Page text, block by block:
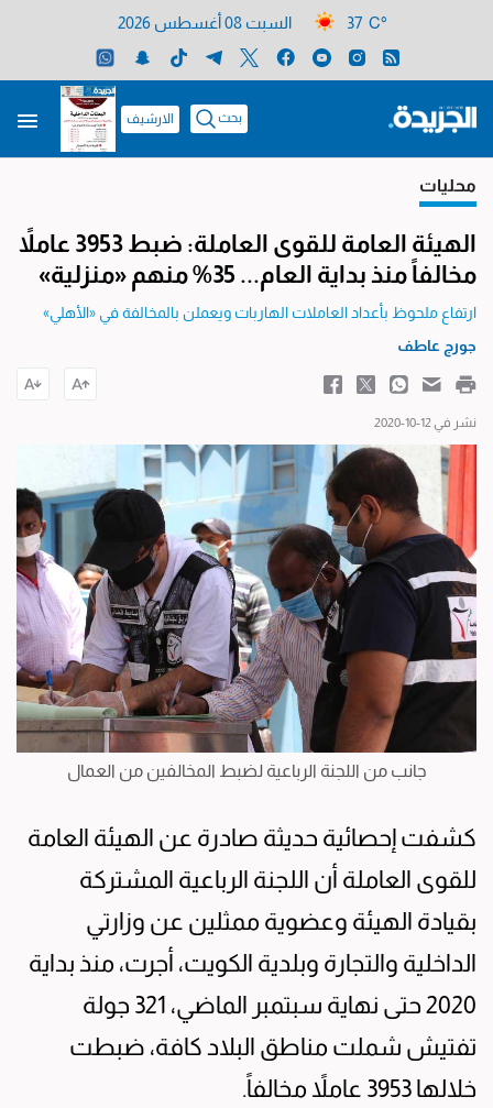
37 C° السبت 08 أغسطس 2026
بحث الارشيف
محليات
الهيئة العامة للقوى العاملة: ضبط 3953 عاملاً
مخالفاً منذ بداية العام... 35% منهم «منزلية»
ارتفاع ملحوظ بأعداد العاملات الهاربات ويعملن بالمخالفة في «الأهلي»
جورج عاطف
نشر في 12-10-2020
جانب من اللجنة الرباعية لضبط المخالفين من العمال
كشفت إحصائية حديثة صادرة عن الهيئة العامة
للقوى العاملة أن اللجنة الرباعية المشتركة
بقيادة الهيئة وعضوية ممثلين عن وزارتي
الداخلية والتجارة وبلدية الكويت، أجرت، منذ بداية
2020 حتى نهاية سبتمبر الماضي، 321 جولة
تفتيش شملت مناطق البلاد كافة، ضبطت
خلالها 3953 عاملاً مخالفاً.